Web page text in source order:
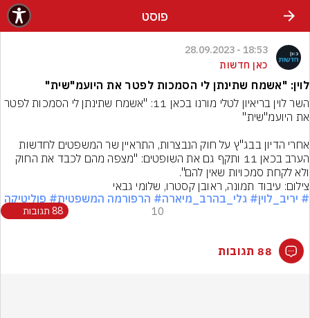
פוסט
18:53 - 28.09.2023
כאן חדשות
לוין: "אשמח שתינתן לי הסמכות לפטר את היועמ"שית"
השר לוין בריאיון לטלי מורנו בכאן 11: "אשמח שתינתן לי הסמכות לפטר
אחרי הדיון בבג"ץ על חוק הנבצרות, התראיין שר המשפטים לחדשות
ולא לקחת סמכויות שאין להם".
צילום: עיבוד תמונה, ראובן קסטרו, שלומי גבאי
# יריב_לוין# גלי_בהרב_מיארה# הרפורמה המשפטית# פוליטיקה
10 88 תגובות
88 תגובות